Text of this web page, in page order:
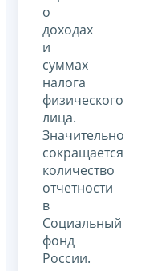
о
доходах
и
суммах
налога
физического
лица.
Значительно
сокращается
количество
отчетности
в
Социальный
фонд
России.